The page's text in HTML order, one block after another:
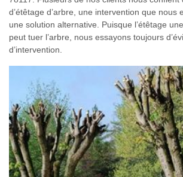
d’étêtage d’arbre, une intervention que nous
une solution alternative. Puisque l’étêtage
peut tuer l’arbre, nous essayons toujours
d’intervention.